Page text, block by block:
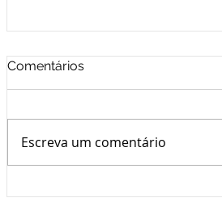
Comentários
Escreva um comentário